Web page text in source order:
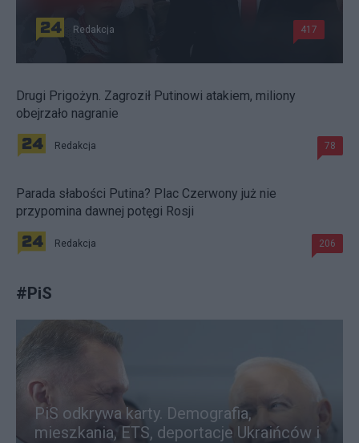
Redakcja 417
Drugi Prigożyn. Zagroził Putinowi atakiem, miliony
obejrzało nagranie
Redakcja 78
Parada słabości Putina? Plac Czerwony już nie
przypomina dawnej potęgi Rosji
Redakcja 206
#PiS
PiS odkrywa karty. Demografia,
mieszkania, ETS, deportacje Ukraińców i